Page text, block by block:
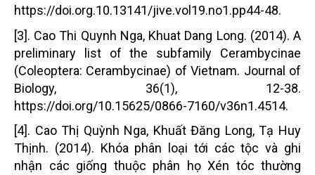
https://doi.org.10.13141/jive.vol19.no1.pp44-48.
[3]. Cao Thi Quynh Nga, Khuat Dang Long. (2014). A
preliminary list of the subfamily Cerambycinae
(Coleoptera: Cerambycinae) of Vietnam. Journal of
Biology, 36(1), 12-38.
https://doi.org/10.15625/0866-7160/v36n1.4514.
[4]. Cao Thị Quỳnh Nga, Khuất Đăng Long, Tạ Huy
Thịnh. (2014). Khóa phân loại tới các tộc và ghi
nhận các giống thuộc phân họ Xén tóc thường